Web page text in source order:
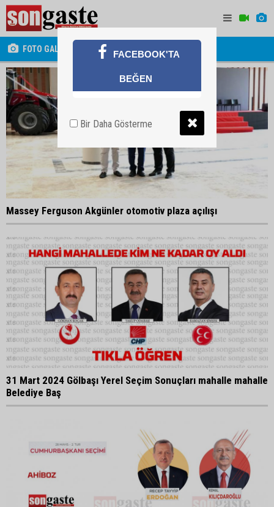
FOTO GALERİ
Massey Ferguson Akgünler otomotiv plaza açılışı
31 Mart 2024 Gölbaşı Yerel Seçim Sonuçları mahalle mahalle
Belediye Baş
FACEBOOK'TA
BEĞEN
Bir Daha Gösterme